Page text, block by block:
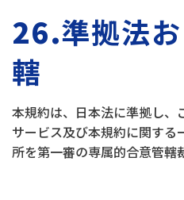
26.準拠法
轄
本規約は、日本法に準拠し、
サービス及び本規約に関する
所を第一審の専属的合意管轄